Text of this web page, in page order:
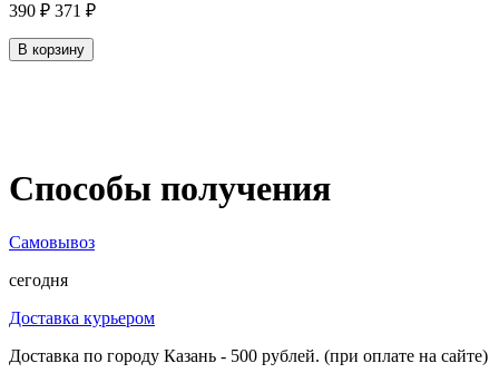
390 ₽ 371 ₽
В корзину
Способы получения
Самовывоз
сегодня
Доставка курьером
Доставка по городу Казань - 500 рублей. (при оплате на сайте)